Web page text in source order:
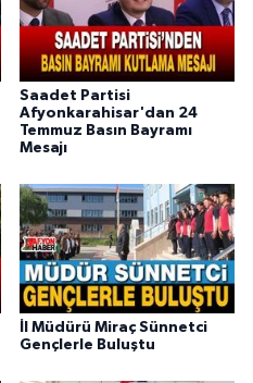
Saadet Partisi
Afyonkarahisar'dan 24
Temmuz Basın Bayramı
Mesajı
İl Müdürü Miraç Sünnetci
Gençlerle Buluştu